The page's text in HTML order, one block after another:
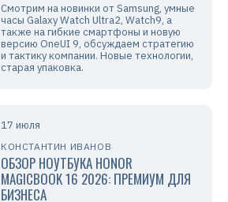
Смотрим на новинки от Samsung, умные
часы Galaxy Watch Ultra2, Watch9, а
также на гибкие смартфоны и новую
версию OneUI 9, обсуждаем стратегию
и тактику компании. Новые технологии,
старая упаковка.
17 июля
КОНСТАНТИН ИВАНОВ
ОБЗОР НОУТБУКА HONOR
MAGICBOOK 16 2026: ПРЕМИУМ ДЛЯ
БИЗНЕСА